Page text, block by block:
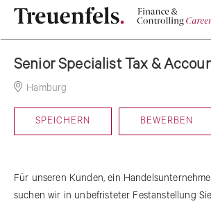
Senior Specialist Tax &
Hamburg
SPEICHERN BEWERBEN
Für unseren Kunden, ein
suchen wir in unbefristeter Festanstellung